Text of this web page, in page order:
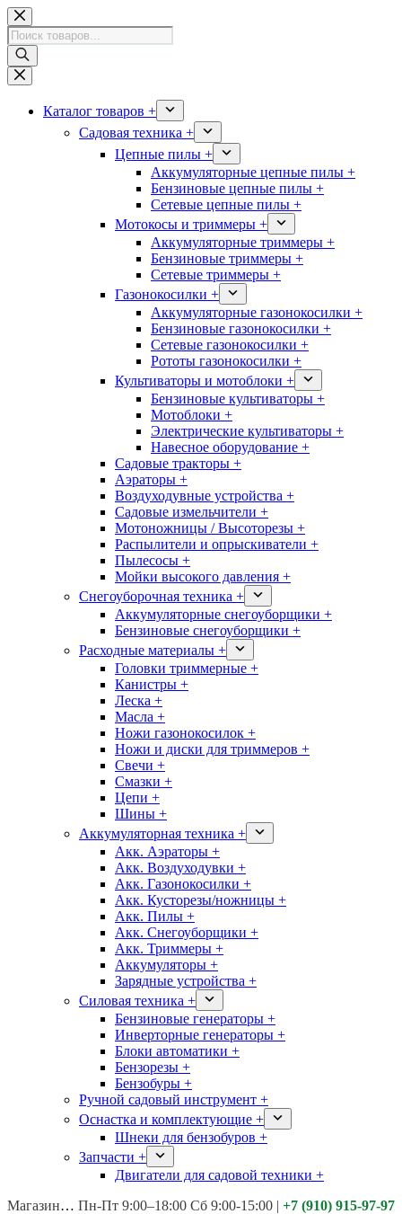
Перейти
к
сути
Поиск
товаров
Каталог товаров +
Садовая техника +
Цепные пилы +
Аккумуляторные цепные пилы +
Бензиновые цепные пилы +
Сетевые цепные пилы +
Мотокосы и триммеры +
Аккумуляторные триммеры +
Бензиновые триммеры +
Сетевые триммеры +
Газонокосилки +
Аккумуляторные газонокосилки +
Бензиновые газонокосилки +
Сетевые газонокосилки +
Рототы газонокосилки +
Культиваторы и мотоблоки +
Бензиновые культиваторы +
Мотоблоки +
Электрические культиваторы +
Навесное оборудование +
Садовые тракторы +
Аэраторы +
Воздуходувные устройства +
Садовые измельчители +
Мотоножницы / Высоторезы +
Распылители и опрыскиватели +
Пылесосы +
Мойки высокого давления +
Снегоуборочная техника +
Аккумуляторные снегоуборщики +
Бензиновые снегоуборщики +
Расходные материалы +
Головки триммерные +
Канистры +
Леска +
Масла +
Ножи газонокосилок +
Ножи и диски для триммеров +
Свечи +
Смазки +
Цепи +
Шины +
Аккумуляторная техника +
Акк. Аэраторы +
Акк. Воздуходувки +
Акк. Газонокосилки +
Акк. Кусторезы/ножницы +
Акк. Пилы +
Акк. Снегоуборщики +
Акк. Триммеры +
Аккумуляторы +
Зарядные устройства +
Силовая техника +
Бензиновые генераторы +
Инверторные генераторы +
Блоки автоматики +
Бензорезы +
Бензобуры +
Ручной садовый инструмент +
Оснастка и комплектующие +
Шнеки для бензобуров +
Запчасти +
Двигатели для садовой техники +
Магазины: Калуга ул. Московская д.113
Пн-Пт 9:00–18:00 Сб 9:00-15:00 | +7 (910) 915-97-97